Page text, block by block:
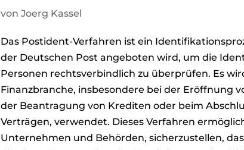
vonJoerg Kassel
Das Postident-Verfahren ist ein
der Deutschen Post angeboten wird, um die
Personen rechtsverbindlich zu überprüfen. Es
Finanzbranche, insbesondere bei der Eröffnung
der Beantragung von Krediten oder beim
Verträgen, verwendet. Dieses Verfahren
Unternehmen und Behörden, sicherzustellen,